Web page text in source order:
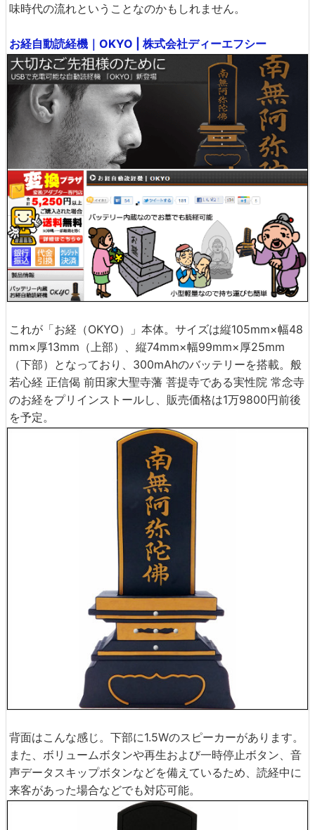
味時代の流れということなのかもしれません。
お経自動読経機｜OKYO | 株式会社ディーエフシー
これが「お経（OKYO）」本体。サイズは縦105mm×幅48
mm×厚13mm（上部）、縦74mm×幅99mm×厚25mm
（下部）となっており、300mAhのバッテリーを搭載。般
若心経 正信偈 前田家大聖寺藩 菩提寺である実性院 常念寺
のお経をプリインストールし、販売価格は1万9800円前後
を予定。
背面はこんな感じ。下部に1.5Wのスピーカーがあります。
また、ボリュームボタンや再生および一時停止ボタン、音
声データスキップボタンなどを備えているため、読経中に
来客があった場合などでも対応可能。